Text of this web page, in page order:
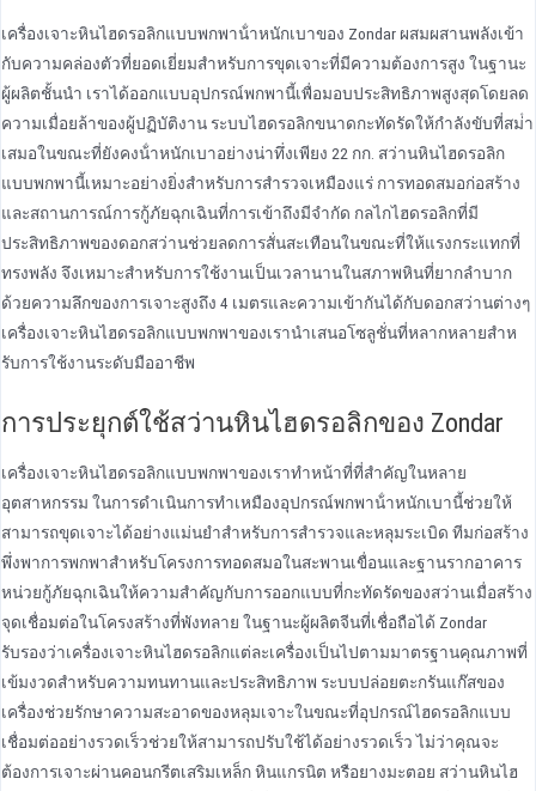
เครื่องเจาะหินไฮดรอลิกแบบพกพาน้ําหนักเบาของ Zondar ผสมผสานพลังเข้า
กับความคล่องตัวที่ยอดเยี่ยมสําหรับการขุดเจาะที่มีความต้องการสูง ในฐานะ
ผู้ผลิตชั้นนํา เราได้ออกแบบอุปกรณ์พกพานี้เพื่อมอบประสิทธิภาพสูงสุดโดยลด
ความเมื่อยล้าของผู้ปฏิบัติงาน ระบบไฮดรอลิกขนาดกะทัดรัดให้กําลังขับที่สม่ํา
เสมอในขณะที่ยังคงน้ําหนักเบาอย่างน่าทึ่งเพียง 22 กก. สว่านหินไฮดรอลิก
แบบพกพานี้เหมาะอย่างยิ่งสําหรับการสํารวจเหมืองแร่ การทอดสมอก่อสร้าง
และสถานการณ์การกู้ภัยฉุกเฉินที่การเข้าถึงมีจํากัด กลไกไฮดรอลิกที่มี
ประสิทธิภาพของดอกสว่านช่วยลดการสั่นสะเทือนในขณะที่ให้แรงกระแทกที่
ทรงพลัง จึงเหมาะสําหรับการใช้งานเป็นเวลานานในสภาพหินที่ยากลําบาก
ด้วยความลึกของการเจาะสูงถึง 4 เมตรและความเข้ากันได้กับดอกสว่านต่างๆ
เครื่องเจาะหินไฮดรอลิกแบบพกพาของเรานําเสนอโซลูชั่นที่หลากหลายสําห
รับการใช้งานระดับมืออาชีพ
การประยุกต์ใช้สว่านหินไฮดรอลิกของ Zondar
เครื่องเจาะหินไฮดรอลิกแบบพกพาของเราทําหน้าที่ที่สําคัญในหลาย
อุตสาหกรรม ในการดําเนินการทําเหมืองอุปกรณ์พกพาน้ําหนักเบานี้ช่วยให้
สามารถขุดเจาะได้อย่างแม่นยําสําหรับการสํารวจและหลุมระเบิด ทีมก่อสร้าง
พึ่งพาการพกพาสําหรับโครงการทอดสมอในสะพานเขื่อนและฐานรากอาคาร
หน่วยกู้ภัยฉุกเฉินให้ความสําคัญกับการออกแบบที่กะทัดรัดของสว่านเมื่อสร้าง
จุดเชื่อมต่อในโครงสร้างที่พังทลาย ในฐานะผู้ผลิตจีนที่เชื่อถือได้ Zondar
รับรองว่าเครื่องเจาะหินไฮดรอลิกแต่ละเครื่องเป็นไปตามมาตรฐานคุณภาพที่
เข้มงวดสําหรับความทนทานและประสิทธิภาพ ระบบปล่อยตะกรันแก๊สของ
เครื่องช่วยรักษาความสะอาดของหลุมเจาะในขณะที่อุปกรณ์ไฮดรอลิกแบบ
เชื่อมต่ออย่างรวดเร็วช่วยให้สามารถปรับใช้ได้อย่างรวดเร็ว ไม่ว่าคุณจะ
ต้องการเจาะผ่านคอนกรีตเสริมเหล็ก หินแกรนิต หรือยางมะตอย สว่านหินไฮ